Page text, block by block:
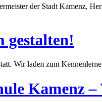
der Stadt Kamenz,
gestalten!
Wir laden zum
Kamenz